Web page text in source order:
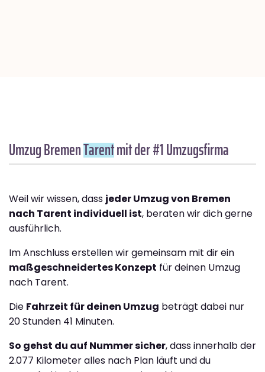
Umzug BremenTarentmit der #1 Umzugsfirma
Weil wir wissen, dass jeder Umzug von Bremen
nach Tarent individuell ist, beraten wir dich gerne
ausführlich.
Im Anschluss erstellen wir gemeinsam mit dir ein
maßgeschneidertes Konzept für deinen Umzug
nach Tarent.
Die Fahrzeit für deinen Umzug beträgt dabei nur
20 Stunden 41 Minuten.
So gehst du auf Nummer sicher, dass innerhalb der
2.077 Kilometer alles nach Plan läuft und du